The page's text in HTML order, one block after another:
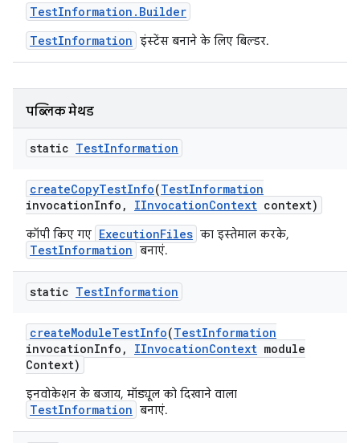
TestInformation . Builder
TestInformation इंस्टेंस बनाने के लिए बिल्डर.
पब्लिक मेथड
static TestInformation
createCopyTestInfo(TestInformation
invocationInfo , IInvocationContext context)
कॉपी किए गए ExecutionFiles का इस्तेमाल करके,
TestInformation बनाएं.
static TestInformation
createModuleTestInfo(TestInformation
invocationInfo , IInvocationContext module
Context)
इनवोकेशन के बजाय, मॉड्यूल को दिखाने वाला
TestInformation बनाएं.